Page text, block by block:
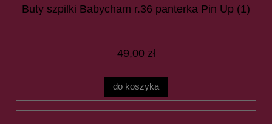
Buty szpilki Babycham r.36 panterka Pin Up (1)
49,00 zł
do koszyka